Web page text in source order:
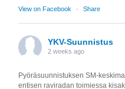
View on Facebook · Share
YKV-Suunnistus
2 weeks ago
Pyöräsuunnistuksen SM-
entisen raviradan toimiessa